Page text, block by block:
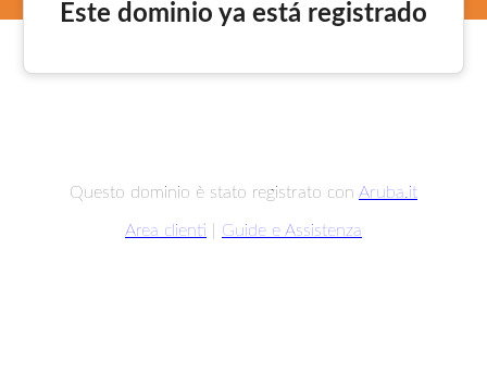
Este dominio ya está registrado
Questo dominio è stato registrato con Aruba.it
Area clienti Guide e Assistenza